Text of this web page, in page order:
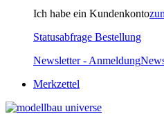
Ich habe ein Kundenkonto
Statusabfrage Bestellung
Newsletter - Anmeldung
Merkzettel